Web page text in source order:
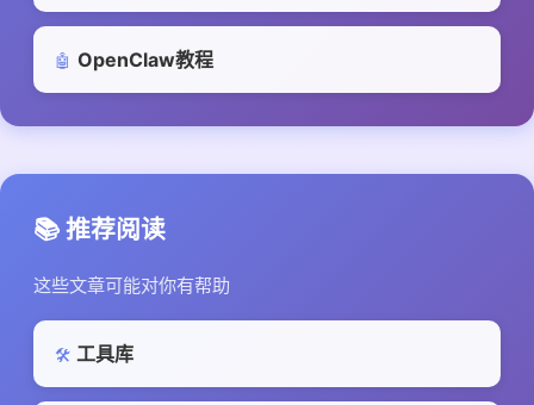
🤖 OpenClaw教程
📚 推荐阅读
这些文章可能对你有帮助
🛠️ 工具库